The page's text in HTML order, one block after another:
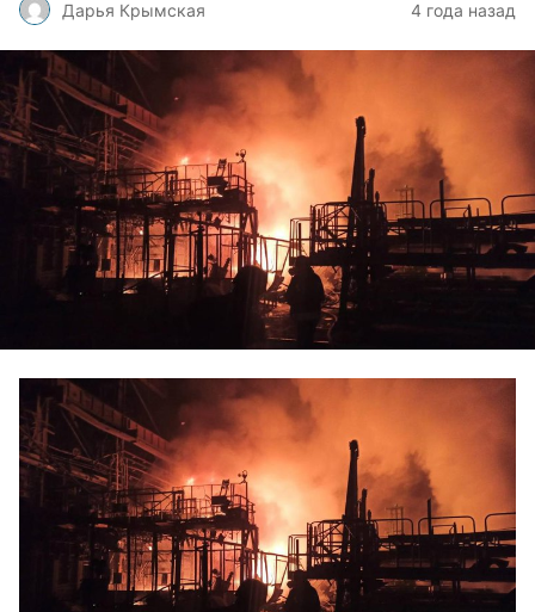
Дарья Крымская 4 года назад